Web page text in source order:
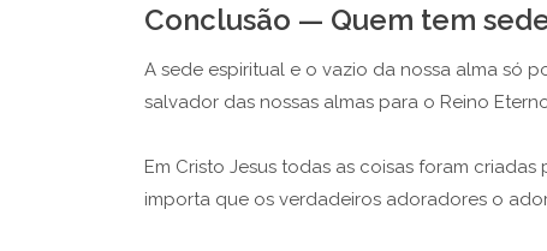
Conclusão — Quem tem
A sede espiritual e o vazio da nossa alma só
salvador das nossas almas para o Reino
Em Cristo Jesus todas as coisas foram
importa que os verdadeiros adoradores o